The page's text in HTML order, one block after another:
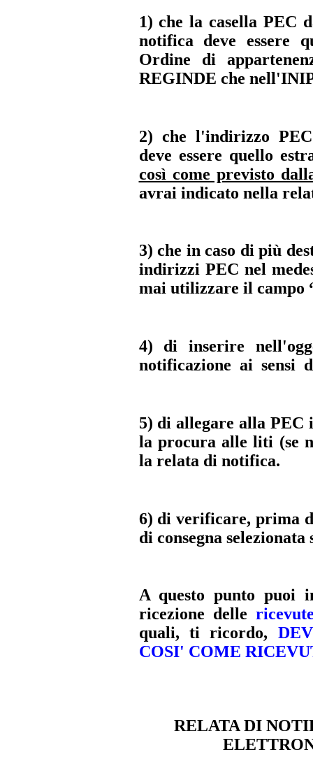
1) che la casella PEC
notifica deve essere
Ordine di
REGINDE che
2) che l'indirizzo
deve essere quello
così come previsto
avrai indicato nella
3) che in caso di più
indirizzi PEC nel
mai utilizzare il campo
4) di inserire
notificazione ai sensi
5) di allegare alla PEC
la procura alle liti (se
la relata di notifica.
6) di verificare, prima
di consegna
A questo punto puoi
ricezione delle
quali, ti ricordo, D
COSI' COME
RELATA DI